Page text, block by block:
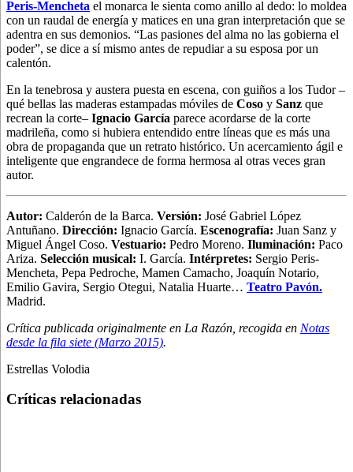
Peris-Mencheta el monarca le sienta como anillo al dedo: lo moldea
con un raudal de energía y matices en una gran interpretación que se
adentra en sus demonios. “Las pasiones del alma no las gobierna el
poder”, se dice a sí mismo antes de repudiar a su esposa por un
calentón.
En la tenebrosa y austera puesta en escena, con guiños a los Tudor –
qué bellas las maderas estampadas móviles de Coso y Sanz que
recrean la corte– Ignacio García parece acordarse de la corte
madrileña, como si hubiera entendido entre líneas que es más una
obra de propaganda que un retrato histórico. Un acercamiento ágil e
inteligente que engrandece de forma hermosa al otras veces gran
autor.
Autor: Calderón de la Barca. Versión: José Gabriel López
Antuñano. Dirección: Ignacio García. Escenografía: Juan Sanz y
Miguel Ángel Coso. Vestuario: Pedro Moreno. Iluminación: Paco
Ariza. Selección musical: I. García. Intérpretes: Sergio Peris-
Mencheta, Pepa Pedroche, Mamen Camacho, Joaquín Notario,
Emilio Gavira, Sergio Otegui, Natalia Huarte… Teatro Pavón.
Madrid.
Crítica publicada originalmente en La Razón, recogida en Notas
desde la fila siete (Marzo 2015).
Estrellas Volodia
Críticas relacionadas